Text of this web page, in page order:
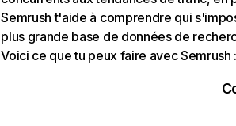
Semrush t'aide à comprendre qui
plus grande base de données de
Voici ce que tu peux faire avec Semrush